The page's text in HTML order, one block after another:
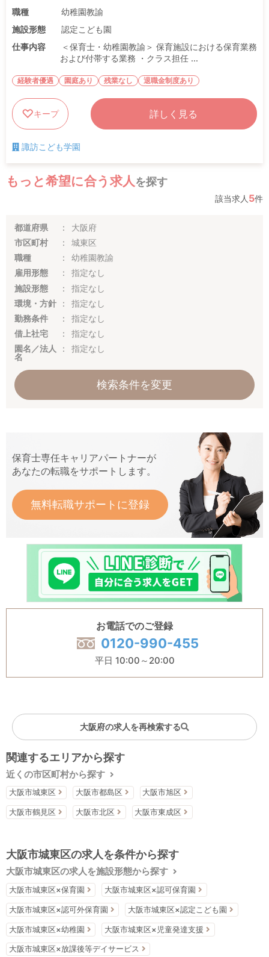
職種
幼稚園教諭
施設形態
認定こども園
仕事内容
＜保育士・幼稚園教諭＞ 保育施設における保育業務
および付帯する業務 ・クラス担任 ...
経験者優遇 園庭あり 残業なし 退職金制度あり
キープ 詳しく見る
諏訪こども学園
もっと希望に合う求人 を探す
該当求人 5件
都道府県
大阪府
市区町村
城東区
職種
幼稚園教諭
雇用形態
指定なし
施設形態
指定なし
環境・方針
指定なし
勤務条件
指定なし
借上社宅
指定なし
園名／法人
名
指定なし
検索条件を変更
保育士専任キャリアパートナーが
あなたの転職をサポートします。
無料転職サポートに登録
お電話でのご登録
0120-990-455
平日 10:00～20:00
大阪府の求人を再検索する
関連するエリアから探す
近くの市区町村から探す
大阪市城東区 大阪市都島区 大阪市旭区
大阪市鶴見区 大阪市北区 大阪市東成区
大阪市城東区の求人を条件から探す
大阪市城東区の求人を施設形態から探す
大阪市城東区×保育園 大阪市城東区×認可保育園
大阪市城東区×認可外保育園 大阪市城東区×認定こども園
大阪市城東区×幼稚園 大阪市城東区×児童発達支援
大阪市城東区×放課後等デイサービス